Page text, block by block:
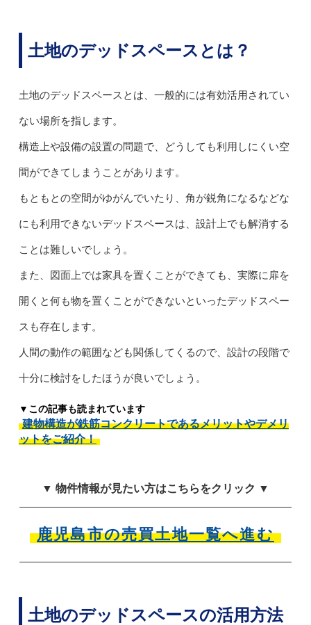
土地のデッドスペースとは？
土地のデッドスペースとは、一般的には有効活用されてい
ない場所を指します。
構造上や設備の設置の問題で、どうしても利用しにくい空
間ができてしまうことがあります。
もともとの空間がゆがんでいたり、角が鋭角になるなどな
にも利用できないデッドスペースは、設計上でも解消する
ことは難しいでしょう。
また、図面上では家具を置くことができても、実際に扉を
開くと何も物を置くことができないといったデッドスペー
スも存在します。
人間の動作の範囲なども関係してくるので、設計の段階で
十分に検討をしたほうが良いでしょう。
▼この記事も読まれています
建物構造が鉄筋コンクリートであるメリットやデメリ
ットをご紹介！
▼ 物件情報が見たい方はこちらをクリック ▼
鹿児島市の売買土地一覧へ進む
土地のデッドスペースの活用方法